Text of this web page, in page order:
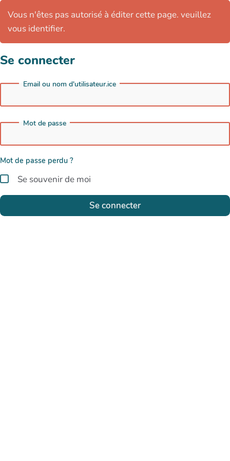
Vous n'êtes pas autorisé à éditer cette page. veuillez
vous identifier.
Se connecter
Email ou nom d'utilisateur.ice
Mot de passe
Mot de passe perdu ?
Se souvenir de moi
Se connecter